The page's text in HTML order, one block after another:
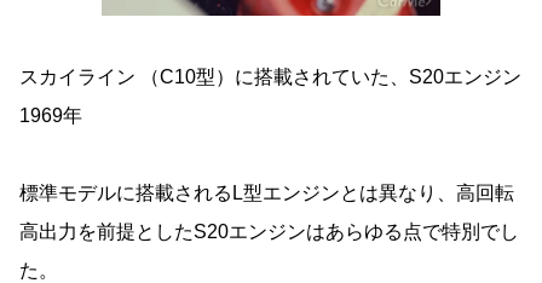
スカイライン （C10型）に搭載されていた、S20エンジン
1969年
標準モデルに搭載されるL型エンジンとは異なり、高回転
高出力を前提としたS20エンジンはあらゆる点で特別でし
た。